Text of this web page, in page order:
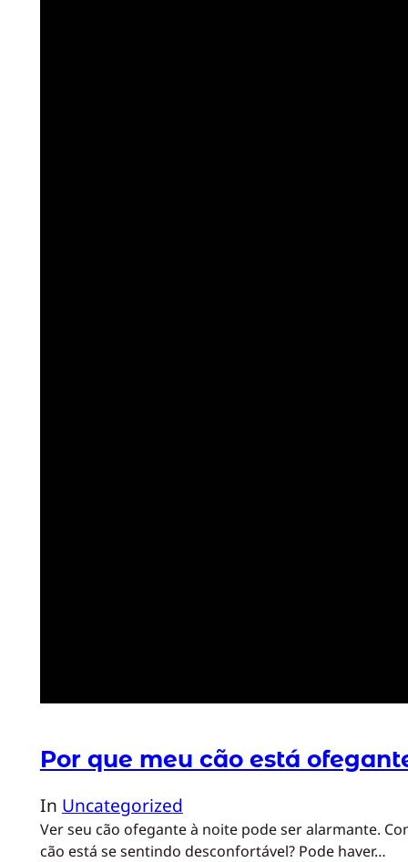
Por que meu cão está
In Uncategorized
Ver seu cão ofegante à noite pode ser alarmante.
cão está se sentindo desconfortável? Pode haver…